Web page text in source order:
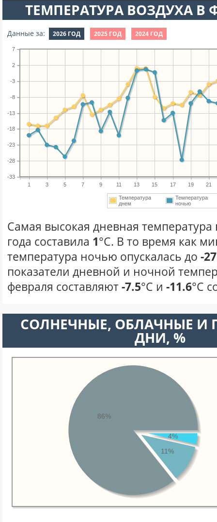
ТЕМПЕРАТУРА ВОЗДУХА В
Данные за: 2026 ГОД 2025 ГОД 2024 ГОД
1 3 5 7 9 11 13 15 17 19 21
-33
-28
-23
-18
-13
-8
-3
2
7
Температура
днем
Температура
ночью
Самая высокая дневная температура
года составила 1°С. В то время как
температура ночью опускалась до -27
показатели дневной и ночной
февраля составляют-7.5°С и -11.6°С
CОЛНЕЧНЫЕ, ОБЛАЧНЫЕ И
ДНИ, %
4%
11%
86%